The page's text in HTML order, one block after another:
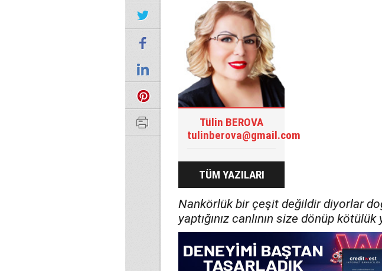
Tülin BEROVA
tulinberova@gmail.com
TÜM YAZILARI
Nankörlük bir çeşit değildir diyorlar
yaptığınız canlının size dönüp